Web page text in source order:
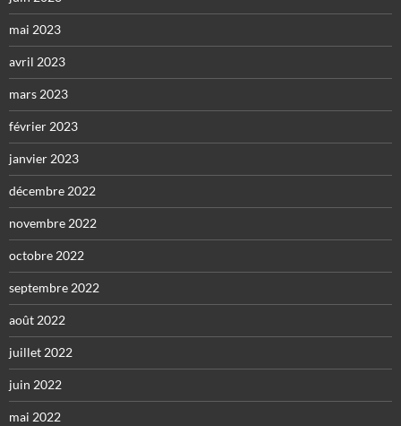
mai 2023
avril 2023
mars 2023
février 2023
janvier 2023
décembre 2022
novembre 2022
octobre 2022
septembre 2022
août 2022
juillet 2022
juin 2022
mai 2022